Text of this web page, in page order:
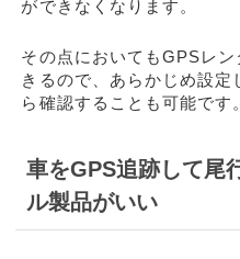
ができなくなります。
その点においてもGPSレ
きるので、あらかじめ設
ら確認することも可能です。
車をGPS追跡して尾
ル製品がいい